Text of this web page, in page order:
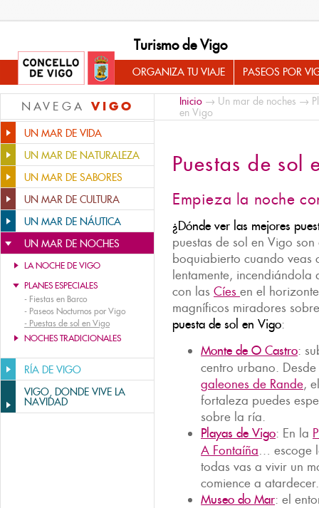
Turismo de Vigo
ORGANIZA TU VIAJE PASEOS POR
NAVEGA VIGO
UN MAR DE VIDA
UN MAR DE NATURALEZA
UN MAR DE SABORES
UN MAR DE CULTURA
UN MAR DE NÁUTICA
UN MAR DE NOCHES
LA NOCHE DE VIGO
PLANES ESPECIALES
- Fiestas en Barco
- Paseos Nocturnos por Vigo
- Puestas de sol en Vigo
NOCHES TRADICIONALES
RÍA DE VIGO
VIGO, DONDE VIVE LA
NAVIDAD
Inicio → Un mar de noches →
en Vigo
Puestas de sol
Empieza la noche
¿Dónde ver las mejores
puestas de sol en Vigo
boquiabierto cuando veas
lentamente,
con las Cíes en el
magníficos miradores
puesta de sol en Vigo:
Monte de O Castro:
centro urbano.
galeones de Rande,
fortaleza puedes
sobre la ría.
Playas de Vigo: En la
A Fontaíña… escoge
todas vas a vivir un
comience a atardecer.
Museo do Mar: el